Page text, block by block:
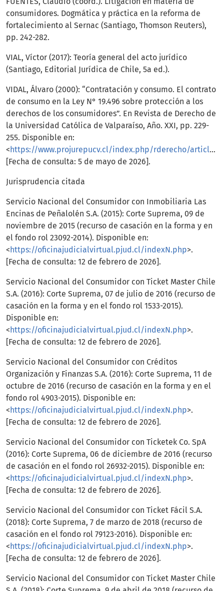
consumidores. Dogmática y práctica en la reforma de
fortalecimiento al Sernac (Santiago, Thomson Reuters),
pp. 242-282.
VIAL, Víctor (2017): Teoría general del acto jurídico
(Santiago, Editorial Jurídica de Chile, 5a ed.).
VIDAL, Álvaro (2000): “Contratación y consumo. El contrato
de consumo en la Ley N° 19.496 sobre protección a los
derechos de los consumidores”. En Revista de Derecho de
la Universidad Católica de Valparaíso, Año. XXI, pp. 229-
255. Disponible en:
< https://www.projurepucv.cl/index.php/rderecho/article/view/465
[Fecha de consulta: 5 de mayo de 2026].
Jurisprudencia citada
Servicio Nacional del Consumidor con Inmobiliaria Las
Encinas de Peñalolén S.A. (2015): Corte Suprema, 09 de
noviembre de 2015 (recurso de casación en la forma y en
el fondo rol 23092-2014). Disponible en:
< https://oficinajudicialvirtual.pjud.cl/indexN.php>.
[Fecha de consulta: 12 de febrero de 2026].
Servicio Nacional del Consumidor con Ticket Master Chile
S.A. (2016): Corte Suprema, 07 de julio de 2016 (recurso de
casación en la forma y en el fondo rol 1533-2015).
Disponible en:
< https://oficinajudicialvirtual.pjud.cl/indexN.php>.
[Fecha de consulta: 12 de febrero de 2026].
Servicio Nacional del Consumidor con Créditos
Organización y Finanzas S.A. (2016): Corte Suprema, 11 de
octubre de 2016 (recurso de casación en la forma y en el
fondo rol 4903-2015). Disponible en:
< https://oficinajudicialvirtual.pjud.cl/indexN.php>.
[Fecha de consulta: 12 de febrero de 2026].
Servicio Nacional del Consumidor con Ticketek Co. SpA
(2016): Corte Suprema, 06 de diciembre de 2016 (recurso
de casación en el fondo rol 26932-2015). Disponible en:
< https://oficinajudicialvirtual.pjud.cl/indexN.php>.
[Fecha de consulta: 12 de febrero de 2026].
Servicio Nacional del Consumidor con Ticket Fácil S.A.
(2018): Corte Suprema, 7 de marzo de 2018 (recurso de
casación en el fondo rol 79123-2016). Disponible en:
< https://oficinajudicialvirtual.pjud.cl/indexN.php>.
[Fecha de consulta: 12 de febrero de 2026].
Servicio Nacional del Consumidor con Ticket Master Chile